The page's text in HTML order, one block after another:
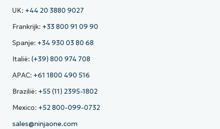
UK: +44 20 3880 9027
Frankrijk: +33 800 91 09 90
Spanje: +34 930 03 80 68
Italië: (+39) 800 974 708
APAC: +61 1800 490 516
Brazilië: +55 (11) 2395-1802
Mexico: +52 800-099-0732
sales@ninjaone.com